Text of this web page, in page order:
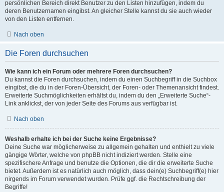
persönlichen Bereich direkt Benutzer zu den Listen hinzufügen, indem du
deren Benutzernamen eingibst. An gleicher Stelle kannst du sie auch wieder
von den Listen entfernen.
Nach oben
Die Foren durchsuchen
Wie kann ich ein Forum oder mehrere Foren durchsuchen?
Du kannst die Foren durchsuchen, indem du einen Suchbegriff in die Suchbox
eingibst, die du in der Foren-Übersicht, der Foren- oder Themenansicht findest.
Erweiterte Suchmöglichkeiten erhältst du, indem du den „Erweiterte Suche“-
Link anklickst, der von jeder Seite des Forums aus verfügbar ist.
Nach oben
Weshalb erhalte ich bei der Suche keine Ergebnisse?
Deine Suche war möglicherweise zu allgemein gehalten und enthielt zu viele
gängige Wörter, welche von phpBB nicht indiziert werden. Stelle eine
spezifischere Anfrage und benutze die Optionen, die dir die erweiterte Suche
bietet. Außerdem ist es natürlich auch möglich, dass dein(e) Suchbegriff(e) hier
nirgends im Forum verwendet wurden. Prüfe ggf. die Rechtschreibung der
Begriffe!